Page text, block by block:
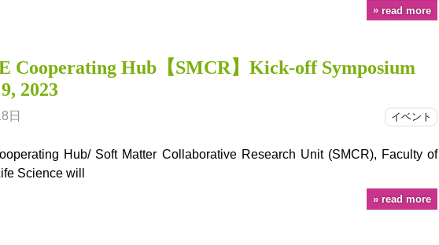
read more
Cooperating Hub【SMCR】Kick-off Symposium
2023
イベント
日
Hub/ Soft Matter Collaborative Research Unit (SMCR), Faculty of
Science will
read more